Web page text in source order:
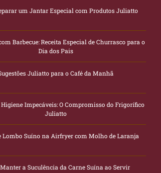
um Jantar Especial com Produtos Juliatto
Barbecue: Receita Especial de Churrasco para o
Dia dos Pais
Juliatto para o Café da Manhã
Higiene Impecáveis: O Compromisso do Frigorífico
Juliatto
Lombo Suíno na Airfryer com Molho de Laranja
a Suculência da Carne Suína ao Servir